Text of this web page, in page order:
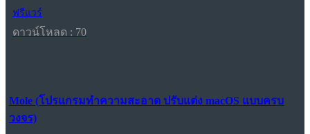
ฟรีแวร์
ดาวน์โหลด : 70
Mole (โปรแกรมทำความสะอาด ปรับแต่ง macOS แบบครบ
วงจร)